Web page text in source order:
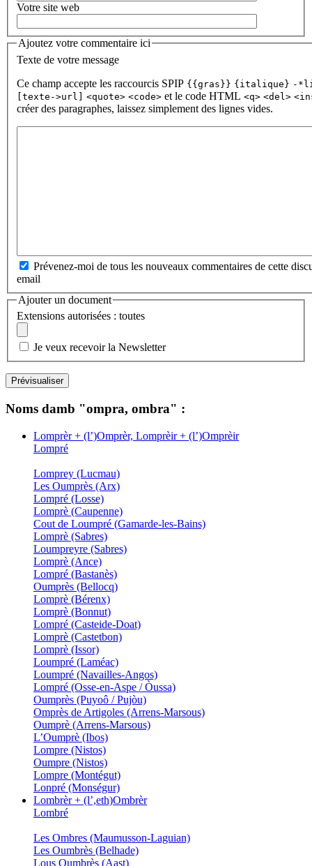
Votre site web
Ajoutez votre commentaire ici
Texte de votre message
Ce champ accepte les raccourcis SPIP {{gras}} {italique} -
[texte->url] <quote> <code> et le code HTML <q> <del>
créer des paragraphes, laissez simplement des lignes vides.
Prévenez-moi de tous les nouveaux commentaires de cette
email
Ajouter un document
Extensions autorisées : toutes
Je veux recevoir la Newsletter
Noms damb "ompra, ombra" :
Lomprèr + (l’)Omprèr, Lomprèir + (l’)Omprèir
Lompré
Lomprey (Lucmau)
Les Oumprès (Arx)
Lompré (Losse)
Lomprè (Caupenne)
Cout de Loumpré (Gamarde-les-Bains)
Lomprè (Sabres)
Loumpreyre (Sabres)
Lomprè (Ance)
Lompré (Bastanès)
Oumprès (Bellocq)
Lomprè (Bérenx)
Lomprè (Bonnut)
Lompré (Casteide-Doat)
Lomprè (Castetbon)
Lomprè (Issor)
Loumpré (Laméac)
Loumpré (Navailles-Angos)
Lompré (Osse-en-Aspe / Òussa)
Oumprès (Puyoô / Pujòu)
Omprès de Artigoles (Arrens-Marsous)
Oumprè (Arrens-Marsous)
L’Oumprè (Ibos)
Lompre (Nistos)
Oumpre (Nistos)
Lompre (Montégut)
Lonpré (Monségur)
Lombrèr + (l’,eth)Ombrèr
Lombré
Les Ombres (Maumusson-Laguian)
Les Oumbrès (Belhade)
Lous Oumbrès (Aast)